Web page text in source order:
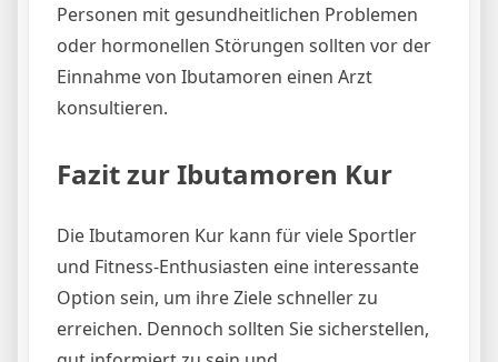
Personen mit gesundheitlichen Problemen
oder hormonellen Störungen sollten vor der
Einnahme von Ibutamoren einen Arzt
konsultieren.
Fazit zur Ibutamoren Kur
Die Ibutamoren Kur kann für viele Sportler
und Fitness-Enthusiasten eine interessante
Option sein, um ihre Ziele schneller zu
erreichen. Dennoch sollten Sie sicherstellen,